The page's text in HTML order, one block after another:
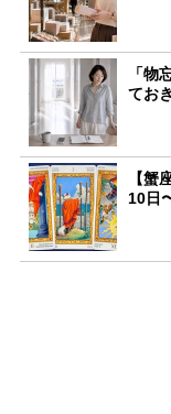
「物
てお
【蟹
10日